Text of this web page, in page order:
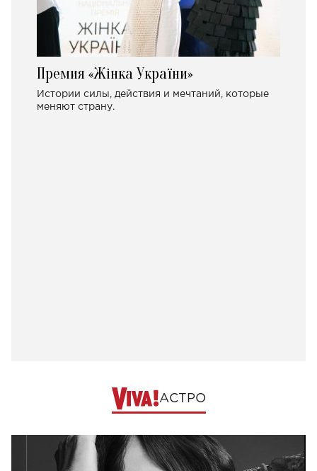
Премия «Жінка України»
Истории силы, действия и мечтаний, которые
меняют страну.
АСТРО